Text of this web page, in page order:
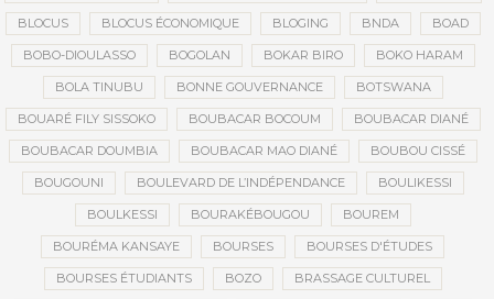
BLOCUS BLOCUS ÉCONOMIQUE BLOGING BNDA BOAD
BOBO-DIOULASSO BOGOLAN BOKAR BIRO BOKO HARAM
BOLA TINUBU BONNE GOUVERNANCE BOTSWANA
BOUARÉ FILY SISSOKO BOUBACAR BOCOUM BOUBACAR DIANÉ
BOUBACAR DOUMBIA BOUBACAR MAO DIANÉ BOUBOU CISSÉ
BOUGOUNI BOULEVARD DE L’INDÉPENDANCE BOULIKESSI
BOULKESSI BOURAKÉBOUGOU BOUREM
BOURÉMA KANSAYE BOURSES BOURSES D'ÉTUDES
BOURSES ÉTUDIANTS BOZO BRASSAGE CULTUREL